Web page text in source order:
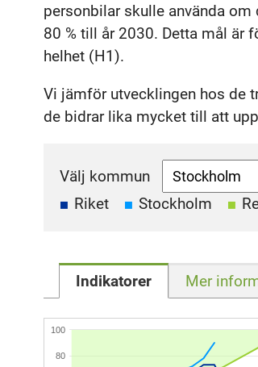
personbilar skulle använda
80 % till år 2030. Detta mål är
helhet (H1).
Vi jämför utvecklingen hos de
de bidrar lika mycket till att
Välj kommun
Riket
Stockholm
Indikatorer Mer
80
100